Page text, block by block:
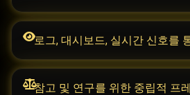
로그, 대시보드, 실시간 신호를
참고 및 연구를 위한 중립적 프